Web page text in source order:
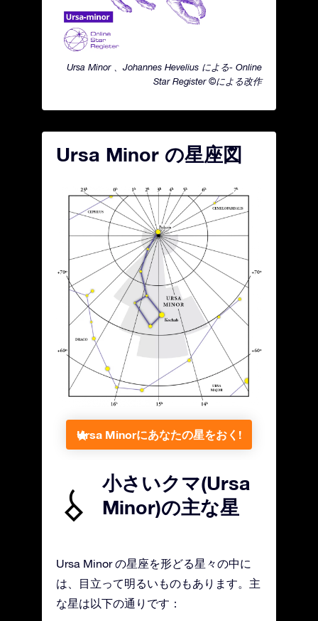
Ursa Minor 、Johannes Hevelius による- Online
Star Register ©による改作
Ursa Minor の星座図
Ursa Minorにあなたの星をおく!
小さいクマ(Ursa
Minor)の主な星
Ursa Minor の星座を形どる星々の中に
は、目立って明るいものもあります。主
な星は以下の通りです：